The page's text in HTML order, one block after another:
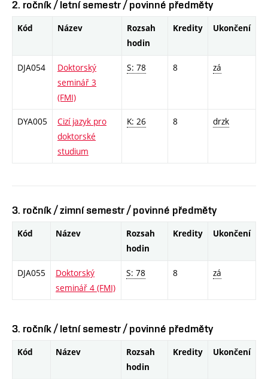
2. ročník / letní semestr / povinné předměty
Kód Název
Rozsah
hodin
Kredity Ukončení
DJA054
Doktorský
seminář 3
(FMI)
S: 78 8 zá
DYA005
Cizí jazyk pro
doktorské
studium
K: 26 8 drzk
3. ročník / zimní semestr / povinné předměty
Kód Název
Rozsah
hodin
Kredity Ukončení
DJA055
Doktorský
seminář 4 (FMI)
S: 78 8 zá
3. ročník / letní semestr / povinné předměty
Kód Název
Rozsah
hodin
Kredity Ukončení